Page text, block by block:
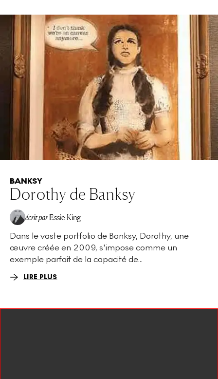
BANKSY
Dorothy de Banksy
écrit par Essie King
Dans le vaste portfolio de Banksy, Dorothy, une
œuvre créée en 2009, s'impose comme un
exemple parfait de la capacité de...
LIRE PLUS